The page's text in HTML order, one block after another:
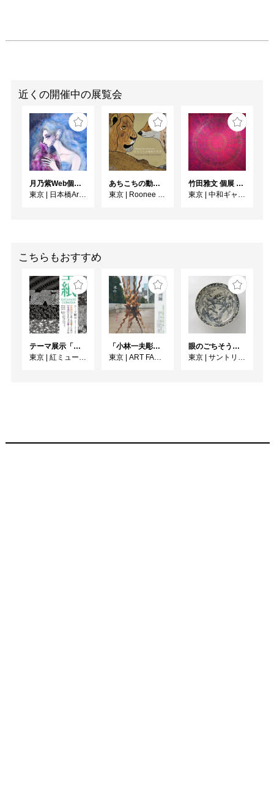
近くの開催中の展覧会
月乃紫Web個展 花幻月色（はなまぼろしのつきいろ）
東京
日本橋Art.jp
あちこちの動物の世界
東京
Roonee 247 fine arts
竹田雅文 個展 －Jam Service Exhibition－
東京
中和ギャラリー
こちらもおすすめ
テーマ展示「型紙 KATAGAMI Collection」
東京
紅ミュージアム
「小林一夫彫刻展 木のイノチ 石のアソビ」
東京
ART FACTORY城南島
眼のごちそう 食器
東京
サントリー美術館